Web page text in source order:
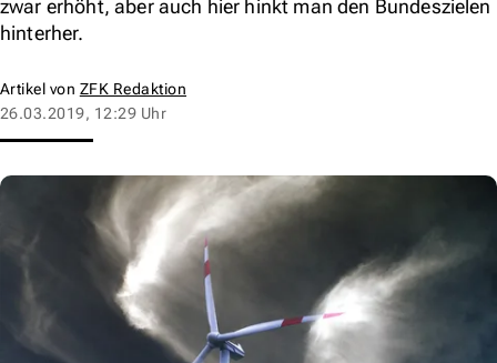
zwar erhöht, aber auch hier hinkt man den Bundeszielen
hinterher.
Artikel von ZFK Redaktion
26.03.2019, 12:29 Uhr